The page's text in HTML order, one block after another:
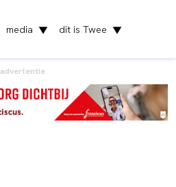
media ▼ dit is Twee ▼
advertentie